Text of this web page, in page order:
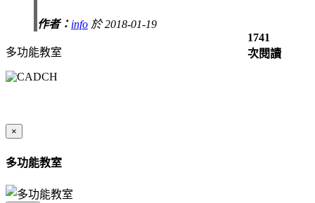
作者： info 於 2018-01-19
1741
次閱讀
多功能教室
×
多功能教室